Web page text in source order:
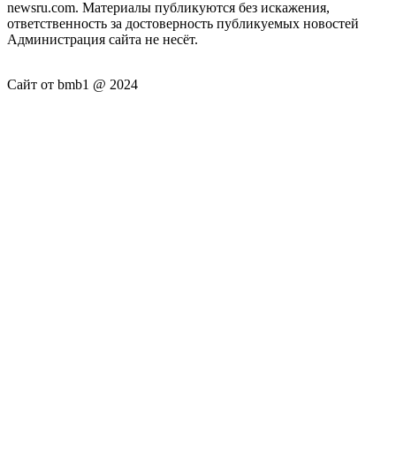
newsru.com. Материалы публикуются без искажения,
ответственность за достоверность публикуемых новостей
Администрация сайта не несёт.
Сайт от bmb1 @ 2024